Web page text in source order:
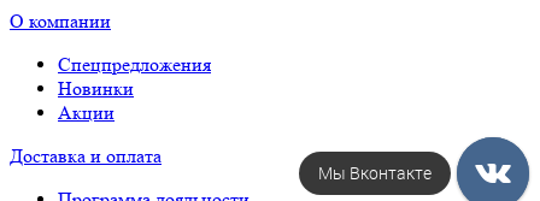
О компании
Спецпредложения
Новинки
Акции
Доставка и оплата
Мы Вконтакте